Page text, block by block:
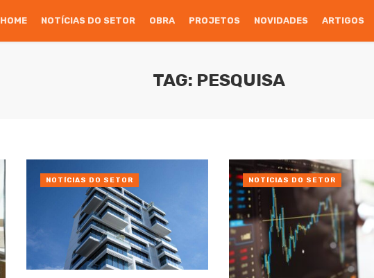
HOME NOTÍCIAS DO SETOR OBRA PROJETOS NOVIDADES ARTIGOS
TAG: PESQUISA
NOTÍCIAS DO SETOR NOTÍCIAS DO SETOR